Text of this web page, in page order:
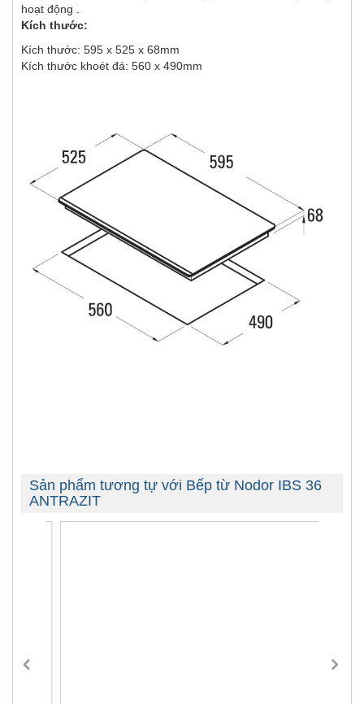
hoạt động .
Kích thước:
Kích thước: 595 x 525 x 68mm
Kích thước khoét đá: 560 x 490mm
Sản phẩm tương tự với Bếp từ Nodor IBS 36
ANTRAZIT